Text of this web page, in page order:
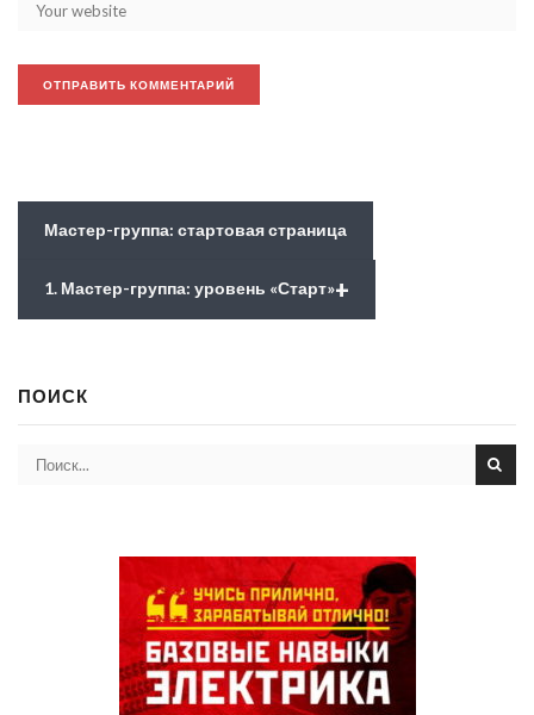
Мастер-группа: стартовая страница
+
1. Мастер-группа: уровень «Старт»
ПОИСК